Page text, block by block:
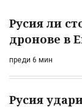
Русия ли
дронове в
преди 6 мин
Русия